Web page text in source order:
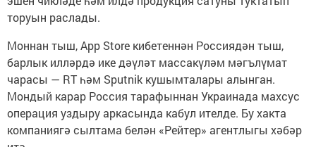
торуын раслады.
Моннан тыш, App Store кибетеннән Россиядән тыш,
барлык илләрдә ике дәүләт массакүләм мәгълүмат
чарасы — RT һәм Sputnik кушымталары алынган.
Мондый карар Россия тарафыннан Украинада махсус
операция уздыру аркасында кабул ителде. Бу хакта
компаниягә сылтама белән «Рейтер» агентлыгы хәбәр